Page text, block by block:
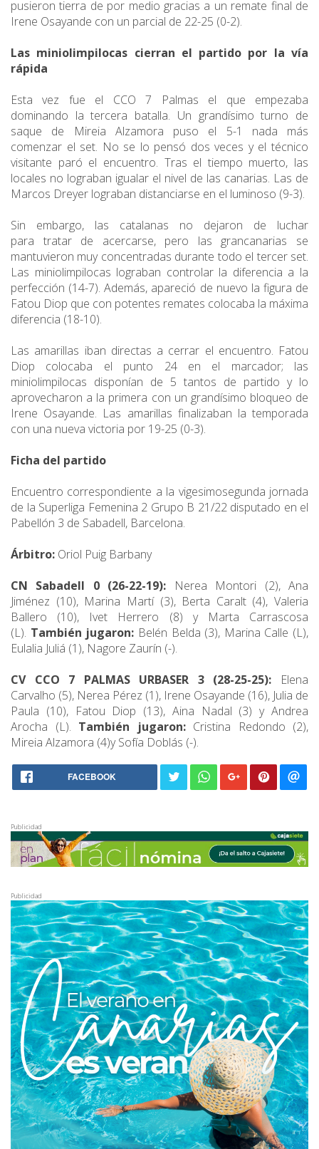
pusieron tierra de por medio gracias a un remate final de
Irene Osayande con un parcial de 22-25 (0-2).
Las miniolimpilocas cierran el partido por la vía
rápida
Esta vez fue el CCO 7 Palmas el que empezaba
dominando la tercera batalla. Un grandísimo turno de
saque de Mireia Alzamora puso el 5-1 nada más
comenzar el set. No se lo pensó dos veces y el técnico
visitante paró el encuentro. Tras el tiempo muerto, las
locales no lograban igualar el nivel de las canarias. Las de
Marcos Dreyer lograban distanciarse en el luminoso (9-3).
Sin embargo, las catalanas no dejaron de luchar
para tratar de acercarse, pero las grancanarias se
mantuvieron muy concentradas durante todo el tercer set.
Las miniolimpilocas lograban controlar la diferencia a la
perfección (14-7). Además, apareció de nuevo la figura de
Fatou Diop que con potentes remates colocaba la máxima
diferencia (18-10).
Las amarillas iban directas a cerrar el encuentro. Fatou
Diop colocaba el punto 24 en el marcador; las
miniolimpilocas disponían de 5 tantos de partido y lo
aprovecharon a la primera con un grandísimo bloqueo de
Irene Osayande. Las amarillas finalizaban la temporada
con una nueva victoria por 19-25 (0-3).
Ficha del partido
Encuentro correspondiente a la vigesimosegunda jornada
de la Superliga Femenina 2 Grupo B 21/22 disputado en el
Pabellón 3 de Sabadell, Barcelona.
Árbitro: Oriol Puig Barbany
CN Sabadell 0 (26-22-19): Nerea Montori (2), Ana
Jiménez (10), Marina Martí (3), Berta Caralt (4), Valeria
Ballero (10), Ivet Herrero (8) y Marta Carrascosa
(L). También jugaron: Belén Belda (3), Marina Calle (L),
Eulalia Juliá (1), Nagore Zaurín (-).
CV CCO 7 PALMAS URBASER 3 (28-25-25): Elena
Carvalho (5), Nerea Pérez (1), Irene Osayande (16), Julia de
Paula (10), Fatou Diop (13), Aina Nadal (3) y Andrea
Arocha (L). También jugaron: Cristina Redondo (2),
Mireia Alzamora (4)y Sofía Doblás (-).
FACEBOOK
Publicidad
Publicidad